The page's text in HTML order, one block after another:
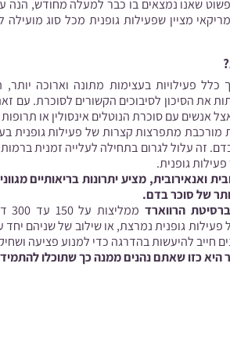
שאנו נמצאים בו כבר למעלה מחודש, הנה
מציין שפעילות גופנית מכל סוג
כלל פעילויות בעצימות מתונה וארוכה יותר,
את הסיכון לסיבוכים הקשורים לסוכרת. עם
אנשים עם סוכרת הנוטלים אינסולין או
מורכבת מתפרצות קצרות של פעילות גופנית
זה עלול לגרום בתחילה לעלייה זמנית
גופנית.
ואנאירובית, מציע יתרונות בריאותיים
של סוכר בדם.
הרווארד
75 עד 150 דקות של פעילות גופנית נמרצת, או שילוב של
חייב להיעשות בהדרגה כדי למנוע פציעה
היא כזו שאתם נהנים ממנה כך שתוכלו